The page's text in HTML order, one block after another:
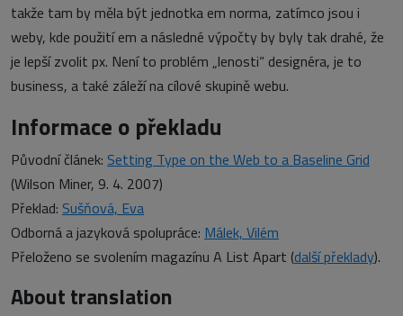
takže tam by měla být jednotka em norma, zatímco jsou i
weby, kde použití em a následné výpočty by byly tak drahé, že
je lepší zvolit px. Není to problém „lenosti“ designéra, je to
business, a také záleží na cílové skupině webu.
Informace o překladu
Původní článek: Setting Type on the Web to a Baseline Grid
(Wilson Miner, 9. 4. 2007)
Překlad: Sušňová, Eva
Odborná a jazyková spolupráce: Málek, Vilém
Přeloženo se svolením magazínu A List Apart (další překlady).
About translation